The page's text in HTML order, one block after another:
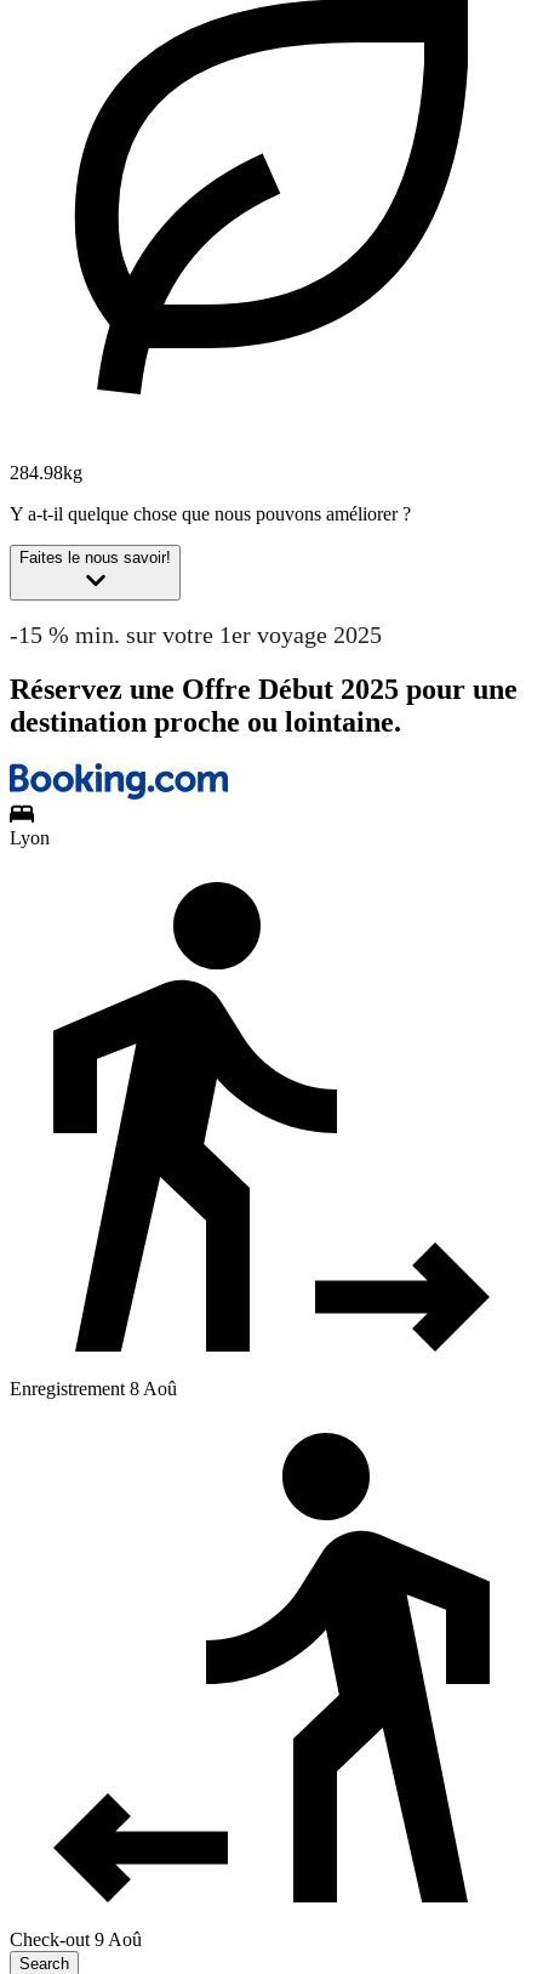
284.98kg
Y a-t-il quelque chose que nous pouvons améliorer ?
Faites le nous savoir!
-15 % min. sur votre 1er voyage 2025
Réservez une Offre Début 2025 pour une
destination proche ou lointaine.
Lyon
Enregistrement 8 Aoû
Check-out 9 Aoû
Search